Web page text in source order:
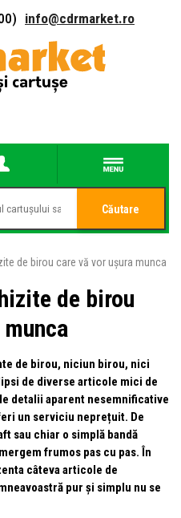
info@cdrmarket.ro
Căutare
de birou care vă vor ușura munca
de birou
de birou, niciun birou, nici
de diverse articole mici de
detalii aparent nesemnificative
un serviciu neprețuit. De
sau chiar o simplă bandă
frumos pas cu pas. În
câteva articole de
pur și simplu nu se